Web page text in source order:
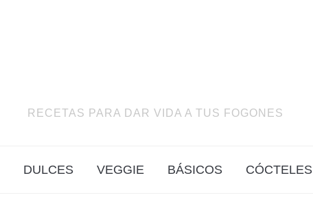
RECETAS PARA DAR VIDA A TUS FOGONES
DULCES VEGGIE BÁSICOS CÓCTELES